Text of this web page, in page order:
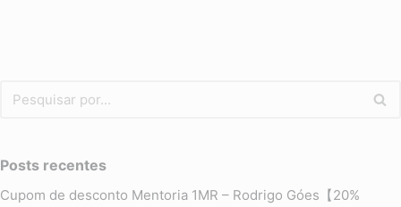
Posts recentes
Cupom de desconto Mentoria 1MR – Rodrigo Góes【20%